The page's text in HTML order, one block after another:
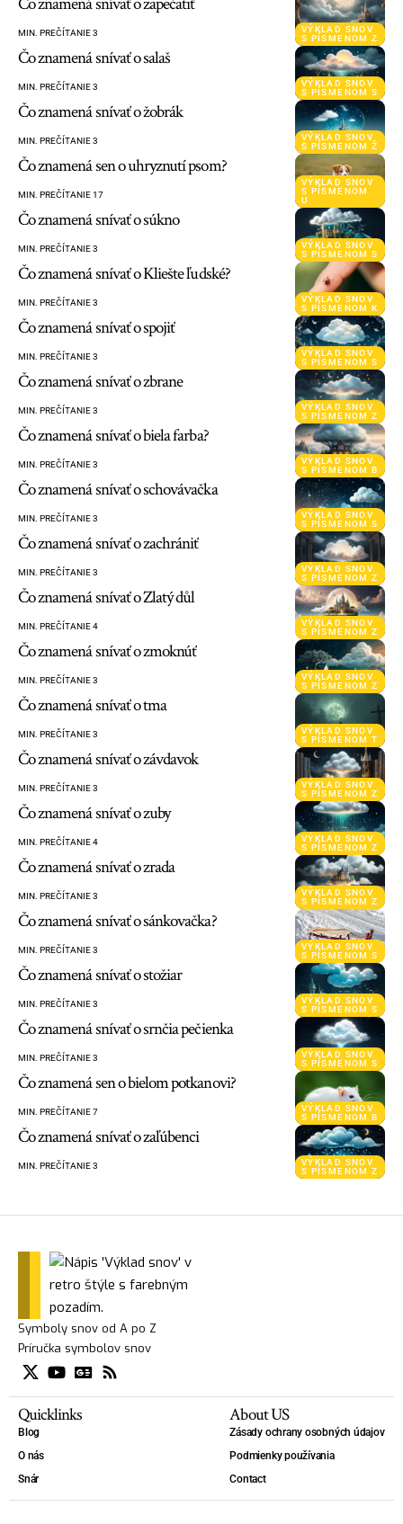
VÝKLAD SNOV
S PÍSMENOM Z
MIN. PREČÍTANIE 3
VÝKLAD SNOV
S PÍSMENOM S
Čo znamená snívať o salaš
MIN. PREČÍTANIE 3
VÝKLAD SNOV
S PÍSMENOM Ž
Čo znamená snívať o žobrák
MIN. PREČÍTANIE 3
VÝKLAD SNOV
S PÍSMENOM
U
Čo znamená sen o uhryznutí psom?
MIN. PREČÍTANIE 17
VÝKLAD SNOV
S PÍSMENOM S
Čo znamená snívať o súkno
MIN. PREČÍTANIE 3
VÝKLAD SNOV
S PÍSMENOM K
Čo znamená snívať o Kliešte ľudské?
MIN. PREČÍTANIE 3
VÝKLAD SNOV
S PÍSMENOM S
Čo znamená snívať o spojiť
MIN. PREČÍTANIE 3
VÝKLAD SNOV
S PÍSMENOM Z
Čo znamená snívať o zbrane
MIN. PREČÍTANIE 3
VÝKLAD SNOV
S PÍSMENOM B
Čo znamená snívať o biela farba?
MIN. PREČÍTANIE 3
VÝKLAD SNOV
S PÍSMENOM S
Čo znamená snívať o schovávačka
MIN. PREČÍTANIE 3
VÝKLAD SNOV
S PÍSMENOM Z
Čo znamená snívať o zachrániť
MIN. PREČÍTANIE 3
VÝKLAD SNOV
S PÍSMENOM Z
Čo znamená snívať o Zlatý důl
MIN. PREČÍTANIE 4
VÝKLAD SNOV
S PÍSMENOM Z
Čo znamená snívať o zmoknúť
MIN. PREČÍTANIE 3
VÝKLAD SNOV
S PÍSMENOM T
Čo znamená snívať o tma
MIN. PREČÍTANIE 3
VÝKLAD SNOV
S PÍSMENOM Z
Čo znamená snívať o závdavok
MIN. PREČÍTANIE 3
VÝKLAD SNOV
S PÍSMENOM Z
Čo znamená snívať o zuby
MIN. PREČÍTANIE 4
VÝKLAD SNOV
S PÍSMENOM Z
Čo znamená snívať o zrada
MIN. PREČÍTANIE 3
VÝKLAD SNOV
S PÍSMENOM S
Čo znamená snívať o sánkovačka?
MIN. PREČÍTANIE 3
VÝKLAD SNOV
S PÍSMENOM S
Čo znamená snívať o stožiar
MIN. PREČÍTANIE 3
VÝKLAD SNOV
S PÍSMENOM S
Čo znamená snívať o srnčia pečienka
MIN. PREČÍTANIE 3
VÝKLAD SNOV
S PÍSMENOM B
Čo znamená sen o bielom potkanovi?
MIN. PREČÍTANIE 7
VÝKLAD SNOV
S PÍSMENOM Z
Čo znamená snívať o zaľúbenci
MIN. PREČÍTANIE 3
Symboly snov od A po Z
Príručka symbolov snov
Quicklinks
Blog
O nás
Snár
About US
Zásady ochrany osobných údajov
Podmienky používania
Contact